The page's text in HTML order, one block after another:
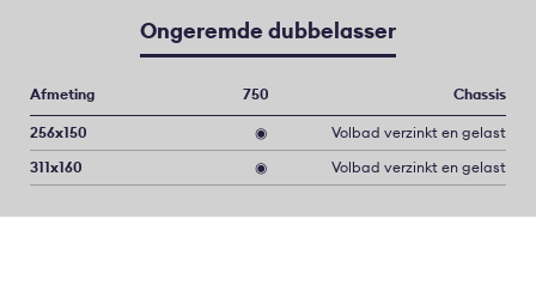
Ongeremde dubbelasser
Afmeting 750 Chassis
256x150 ◉
Volbad verzinkt en gelast
311x160
◉ Volbad verzinkt en gelast